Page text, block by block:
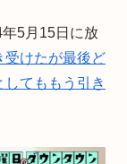
5月15日に放
受けたが最後ど
てももう引き